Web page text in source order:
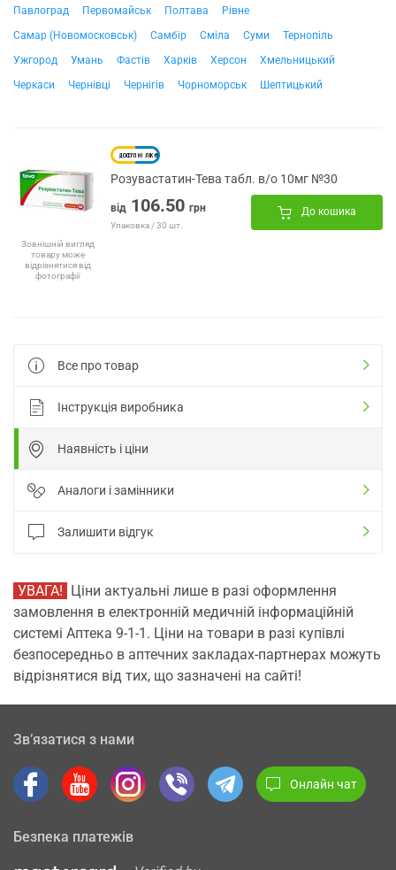
Павлоград
Первомайськ Полтава
Рівне
Самар (Новомосковськ)
Самбір Сміла Суми
Тернопіль
Ужгород
Умань Фастів Харків Херсон
Хмельницький
Черкаси
Чернівці Чернігів Чорноморськ Шептицький
Зовнішній вигляд
товару може
відрізнятися від
фотографії
Розувастатин-Тева табл. в/о 10мг №30
від 106.50 грн
Упаковка / 30 шт.
До кошика
Все про товар
Інструкція виробника
Наявність і ціни
Аналоги і замінники
Залишити відгук
УВАГА! Ціни актуальні лише в разі оформлення
замовлення в електронній медичній інформаційній
системі Аптека 9-1-1. Ціни на товари в разі купівлі
безпосередньо в аптечних закладах-партнерах можуть
відрізнятися від тих, що зазначені на сайті!
Зв’язатися з нами
Онлайн чат
Безпека платежів